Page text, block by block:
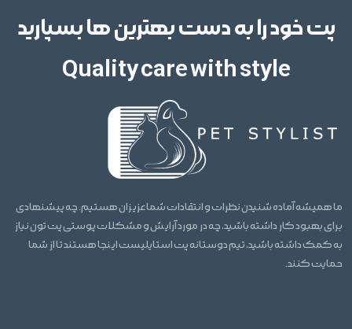
پت خود را به دست بهترین ها بسپارید
Quality care with style
ما همیشه آماده شنیدن نظرات و انتقادات شما عزیزان هستیم. چه پیشنهادی
برای بهبود کار داشته باشید، چه در مورد آرایش و مشکلات پوستی پت تون نیاز
به کمک داشته باشید، تیم دوستانه پت استایلیست اینجا هستند تا از شما
حمایت کنند.